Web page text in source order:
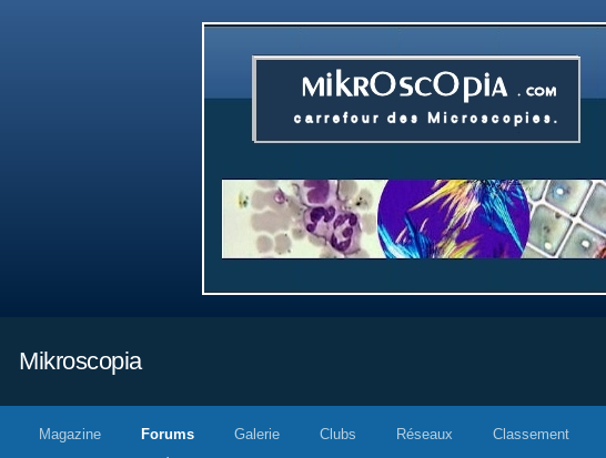
Mikroscopia
Magazine Forums Galerie Clubs Réseaux Classement